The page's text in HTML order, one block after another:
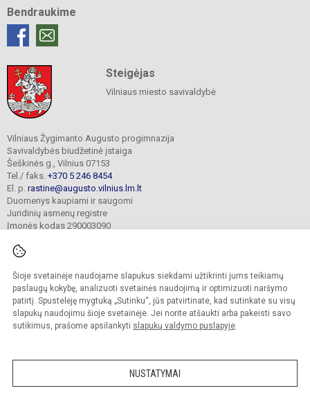
Šioje svetainėje naudojame slapukus siekdami užtikrinti jums teikiamų
paslaugų kokybę, analizuoti svetainės naudojimą ir optimizuoti naršymo
patirtį. Spustelėję mygtuką „Sutinku“, jūs patvirtinate, kad sutinkate su visų
slapukų naudojimu šioje svetainėje. Jei norite atšaukti arba pakeisti savo
sutikimus, prašome apsilankyti slapukų valdymo puslapyje.
NUSTATYMAI
Bendraukime
Steigėjas
Vilniaus miesto savivaldybė
Vilniaus Žygimanto Augusto progimnazija
Savivaldybės biudžetinė įstaiga
Šeškinės g., Vilnius 07153
Tel./ faks. +370 5 246 8454
El. p. rastine@augusto.vilnius.lm.lt
Duomenys kaupiami ir saugomi
Juridinių asmenų registre
Įmonės kodas 290003090
© 2021. Vilniaus Žygimanto Augusto progimnazija. Visos teisės saugomos.
Kopijuoti turinį be raštiško mokyklos sutikimo griežtai draudžiama.
Versija neįgaliesiems Slapukų valdymas